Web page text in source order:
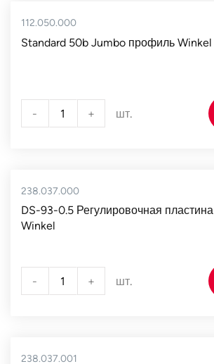
112.050.000
Standard 50b Jumbo профиль Winkel
- + шт.
238.037.000
DS-93-0.5 Регулировочная пластина
Winkel
- + шт.
238.037.001